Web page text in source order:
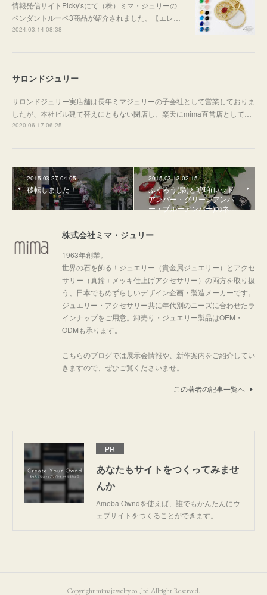
情報発信サイトPicky'sにて（株）ミマ・ジュリーの
ペンダントルーペ3商品が紹介されました。【エレ…
2024.03.14 08:38
サロンドジュリー
サロンドジュリー実店舗は長年ミマジュリーの子会社として営業しておりま
したが、本社ビル建て替えにともない閉店し、楽天にmima直営店として…
2020.06.17 06:25
2015.03.27 04:05
移転しました！
2015.03.13 02:15
ふくろう(梟)と琥珀(レッド
アンバー・グリーンアンバ
ー・ブルーアンバー)のネ…
株式会社ミマ・ジュリー
1963年創業。
世界の石を飾る！ジュエリー（貴金属ジュエリー）とアクセ
サリー（真鍮＋メッキ仕上げアクセサリー）の両方を取り扱
う、日本でもめずらしいデザイン企画・製造メーカーです。
ジュエリー・アクセサリー共に年代別のニーズに合わせたラ
インナップをご用意。卸売り・ジュエリー製品はOEM・
ODMも承ります。
こちらのブログでは展示会情報や、新作案内をご紹介してい
きますので、ぜひご覧くださいませ。
この著者の記事一覧へ
PR
あなたもサイトをつくってみませ
んか
Ameba Owndを使えば、誰でもかんたんにウ
ェブサイトをつくることができます。
Copyright mimajewelry co.,ltd.Allright Reserved.